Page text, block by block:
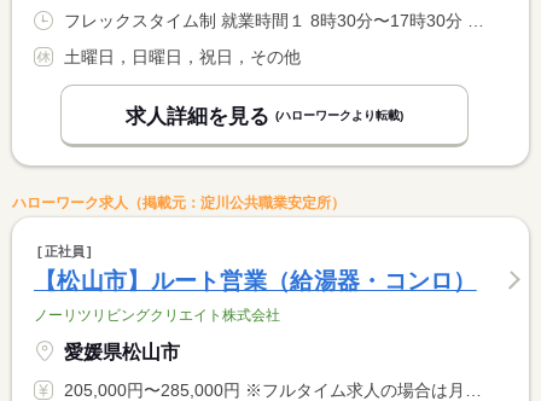
土曜日，日曜日，祝日，その他
求人詳細を見る (ハローワークより転載)
ハローワーク求人（掲載元：淀川公共職業安定所）
正社員
【松山市】ルート営業（給湯器・コンロ）
ノーリツリビングクリエイト株式会社
愛媛県松山市
205,000円〜285,000円 ※フルタイム求人の場合は月額（換算額）、パート求人の場合は時間額を表示しています。